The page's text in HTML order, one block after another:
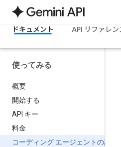
ドキュメント API リファレン
使ってみる
概要
開始する
API キー
料金
コーディング エージェントの設